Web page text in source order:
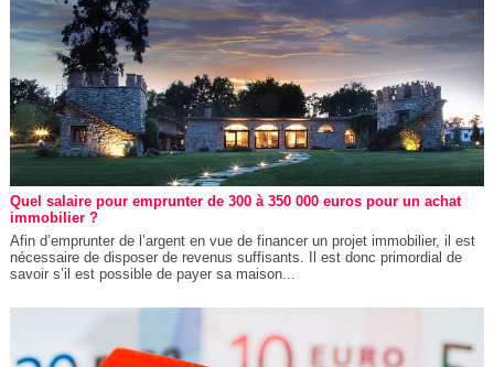
Quel salaire pour emprunter de 300 à 350 000 euros pour un achat
immobilier ?
Afin d’emprunter de l’argent en vue de financer un projet immobilier, il est
nécessaire de disposer de revenus suffisants. Il est donc primordial de
savoir s’il est possible de payer sa maison...